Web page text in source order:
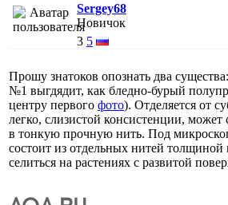
Sergey68
Новичок
3 5
Прошу знатоков опознать два существа:
№1 выгдядит, как бледно-бурый
центру первого фото). Отделяется от
легко, слизистой консистенции, может
в тонкую прочную нить. Под
состоит из отдельных нитей
селиться на растениях с развитой